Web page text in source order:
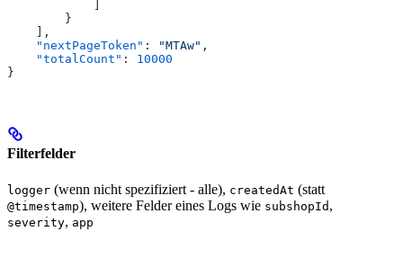
        }
    ],
    "nextPageToken"
: "MTAw" ,
    "totalCount"
: 10000
}
Filterfelder
logger (wenn nicht spezifiziert - alle), createdAt (statt
@timestamp), weitere Felder eines Logs wie subshopId ,
severity, app